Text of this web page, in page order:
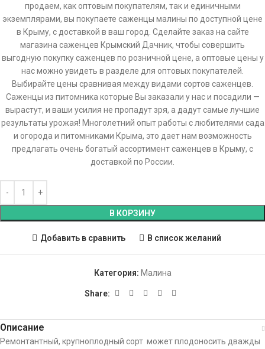
продаем, как оптовым покупателям, так и единичными
экземплярами, вы покупаете саженцы малины по доступной цене
в Крыму, с доставкой в ваш город. Сделайте заказ на сайте
магазина саженцев Крымский Дачник, чтобы совершить
выгодную покупку саженцев по розничной цене, а оптовые цены у
нас можно увидеть в разделе для оптовых покупателей.
Выбирайте цены сравнивая между видами сортов саженцев.
Саженцы из питомника которые Вы заказали у нас и посадили —
вырастут, и ваши усилия не пропадут зря, а дадут самые лучшие
результаты урожая! Многолетний опыт работы с любителями сада
и огорода и питомниками Крыма, это дает нам возможность
предлагать очень богатый ассортимент саженцев в Крыму, с
доставкой по России.
В КОРЗИНУ
Добавить в сравнить В список желаний
Категория: Малина
Share:
Описание
Ремонтантный, крупноплодный сорт может плодоносить дважды